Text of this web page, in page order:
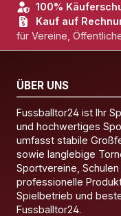
100%
Kauf auf
für Vereine,
ÜBER UNS
Fussballtor24 ist Ihr
und hochwertiges
umfasst stabile
sowie langlebige
Sportvereine,
professionelle
Spielbetrieb und
Fussballtor24.